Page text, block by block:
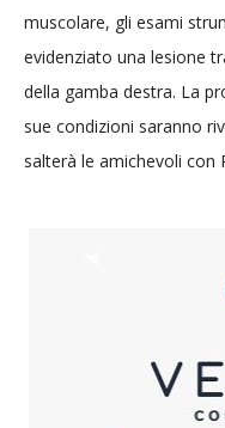
muscolare, gli esami
evidenziato una lesione
della gamba destra. La
sue condizioni saranno
salterà le amichevoli con